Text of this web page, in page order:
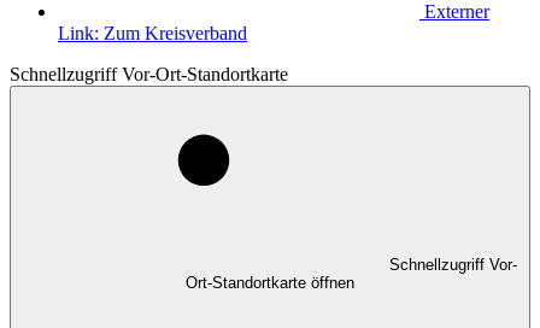
Externer
Link: Zum Kreisverband
Schnellzugriff Vor-Ort-Standortkarte
Schnellzugriff Vor-
Ort-Standortkarte öffnen